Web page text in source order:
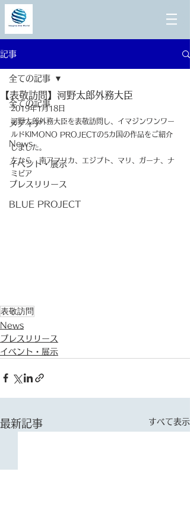
記事
全ての記事
メディア
News
イベント・展示
プレスリリース
BLUE PROJECT
全ての記事
【表敬訪問】河野太郎外務大臣
2019年1月18日
河野太郎外務大臣を表敬訪問し、イマジンワンワー
ルドKIMONO PROJECTの5カ国の作品をご紹介
しました。
左から　南アフリカ、エジプト、マリ、ガーナ、ナ
ミビア
表敬訪問
News
プレスリリース
イベント・展示
最新記事 すべて表示